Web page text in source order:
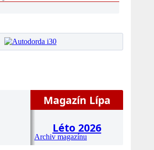
Magazín Lípa
Léto 2026
Archiv magazínu